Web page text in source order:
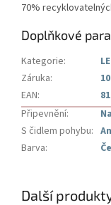
70%
Doplňkové
Kategorie:
Záruka:
EAN:
Připevnění:
S čidlem pohybu:
Barva:
Další